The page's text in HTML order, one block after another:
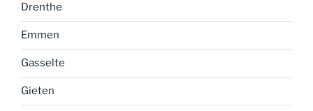
Drenthe
Emmen
Gasselte
Gieten